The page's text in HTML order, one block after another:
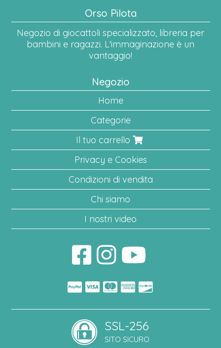
Orso Pilota
Negozio di giocattoli specializzato, libreria per
bambini e ragazzi. L'immaginazione è un
vantaggio!
Negozio
Home
Categorie
Il tuo carrello
Privacy e Cookies
Condizioni di vendita
Chi siamo
I nostri video
SSL-256
SITO SICURO